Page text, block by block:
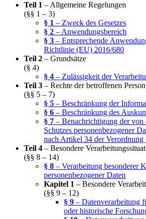
Teil 1 – Allgemeine Regelungen
(§§ 1 – 3)
§ 1 – Zweck des Gesetzes
§ 2 – Anwendungsbereich
§ 3 – Entsprechende
Richtlinie (EU) 2016/680
Teil 2 – Grundsätze
(§ 4)
§ 4 – Zulässigkeit der
Teil 3 – Rechte der betroffenen Person
(§§ 5 – 7)
§ 5 – Beschränkung der
§ 6 – Beschränkung des
§ 7 – Benachrichtigung der von
Schutzes personenbezogener
nach Artikel 34 der
Teil 4 – Besondere
(§§ 8 – 14)
§ 8 – Verarbeitung besonderer
personenbezogener Daten
Kapitel 1 – Besondere
(§§ 9 – 12)
§ 9 – Datenverarbeitung
oder historische